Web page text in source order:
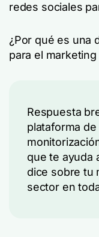
redes sociales
¿Por qué es una
para el
Respuesta
plataforma
que te ayuda
dice sobre tu
sector en